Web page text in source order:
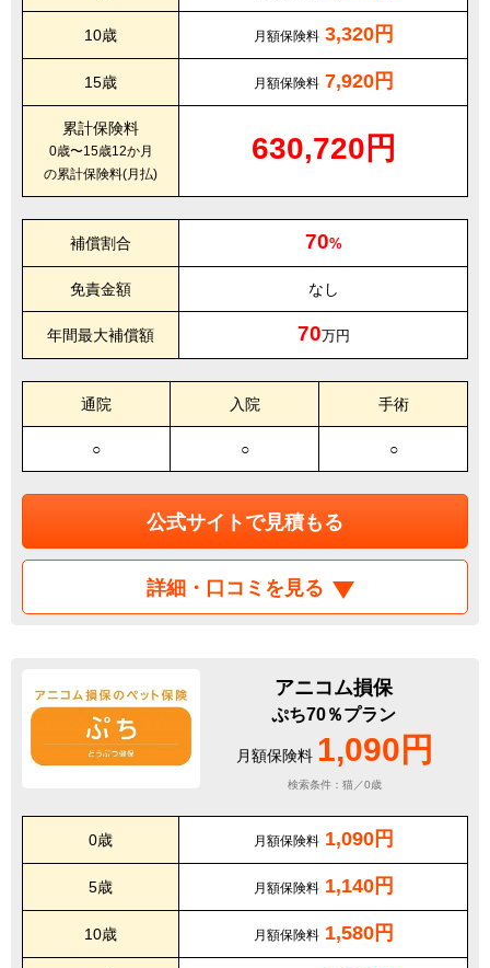
10歳 月額保険料 3,320円
15歳 月額保険料 7,920円
累計保険料
0歳〜15歳12か月
の累計保険料(月払)
630,720円
補償割合 70%
免責金額 なし
年間最大補償額 70万円
通院 入院 手術
○ ○ ○
公式サイトで見積もる
詳細・口コミを見る
アニコム損保
ぷち70％プラン
月額保険料 1,090円
検索条件：猫／0歳
0歳 月額保険料 1,090円
5歳 月額保険料 1,140円
10歳 月額保険料 1,580円